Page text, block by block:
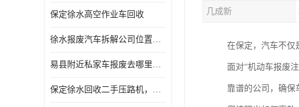
保定徐水高空作业车回收
徐水报废汽车拆解公司位置，出售二手拆车件发动机
易县附近私家车报废去哪里，咨询车辆销户流程电话
保定徐水回收二手压路机，压路机拆解市场在哪
几成新
在保定，汽车不仅
面对“机动车报废
靠谱的公司，确保